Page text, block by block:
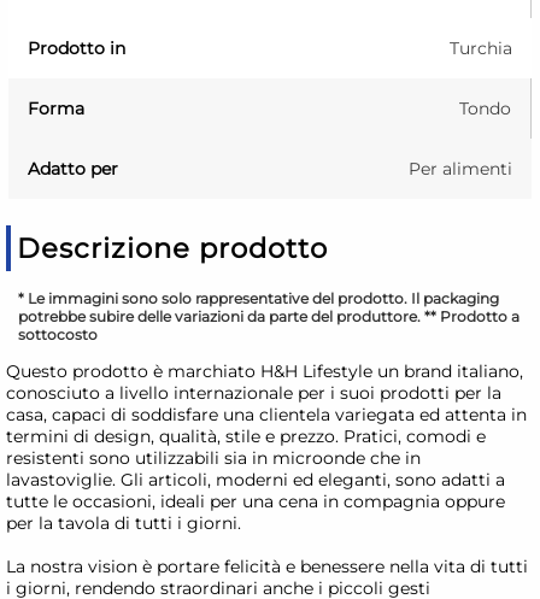
Prodotto in Turchia
Forma Tondo
Adatto per Per alimenti
Descrizione prodotto
* Le immagini sono solo rappresentative del prodotto. Il packaging
potrebbe subire delle variazioni da parte del produttore. ** Prodotto a
sottocosto
Questo prodotto è marchiato H&H Lifestyle un brand italiano,
conosciuto a livello internazionale per i suoi prodotti per la
casa, capaci di soddisfare una clientela variegata ed attenta in
termini di design, qualità, stile e prezzo. Pratici, comodi e
resistenti sono utilizzabili sia in microonde che in
lavastoviglie. Gli articoli, moderni ed eleganti, sono adatti a
tutte le occasioni, ideali per una cena in compagnia oppure
per la tavola di tutti i giorni.
La nostra vision è portare felicità e benessere nella vita di tutti
i giorni, rendendo straordinari anche i piccoli gesti